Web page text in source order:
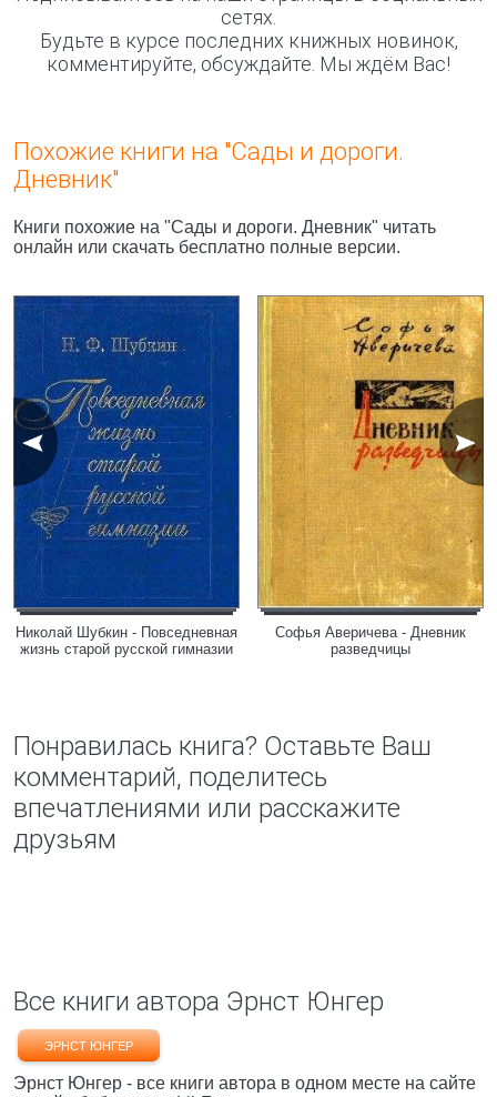
сетях.
Будьте в курсе последних книжных новинок,
комментируйте, обсуждайте. Мы ждём Вас!
Похожие книги на "Сады и дороги.
Дневник"
Книги похожие на "Сады и дороги. Дневник" читать
онлайн или скачать бесплатно полные версии.
Николай Шубкин - Повседневная
жизнь старой русской гимназии
Софья Аверичева - Дневник
разведчицы
Понравилась книга? Оставьте Ваш
комментарий, поделитесь
впечатлениями или расскажите
друзьям
Все книги автора Эрнст Юнгер
ЭРНСТ ЮНГЕР
Эрнст Юнгер - все книги автора в одном месте на сайте